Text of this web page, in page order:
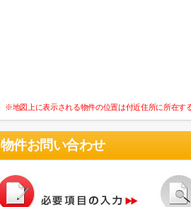
※地図上に表示される物件の位置は付近住所に所在す
物件お問い合わせ